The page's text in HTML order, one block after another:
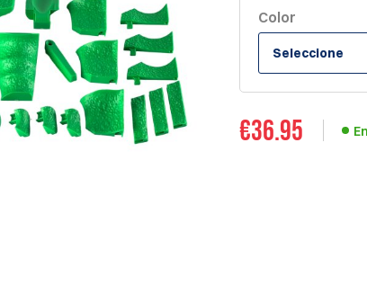
Color
Seleccione
€36.95